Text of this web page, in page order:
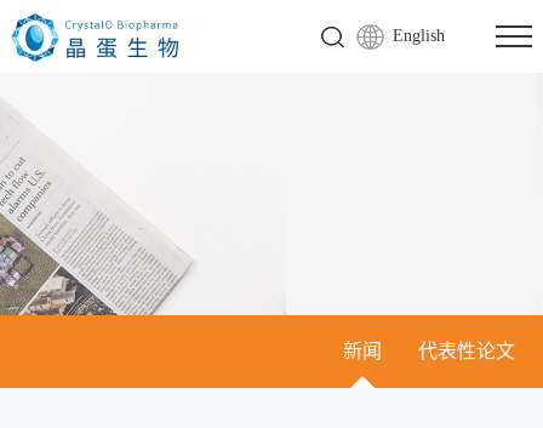
English
新闻 代表性论文